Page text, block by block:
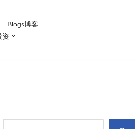
Blogs博客
资